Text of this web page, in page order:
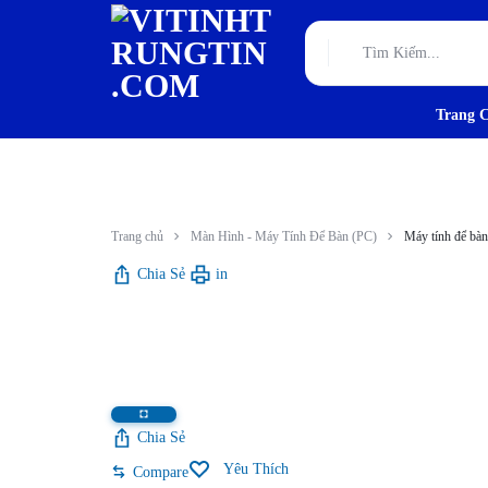
THIẾT
KẾ
CÔNG
HẠ
Trang
Trang chủ Màn Hình - Máy Tính Để Bàn (PC) Máy tính để
Chia Sẻ in
Chia Sẻ
Compare Yêu Thích